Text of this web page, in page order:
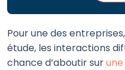
Pour une des
étude, les interactions
chance d’aboutir sur